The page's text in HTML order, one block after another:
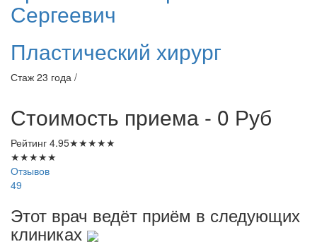
Сергеевич
Пластический хирург
Стаж 23 года /
Стоимость приема - 0 Руб
Рейтинг 4.95★★★★★
★★★★★
Отзывов
49
Этот врач ведёт приём в следующих
клиниках